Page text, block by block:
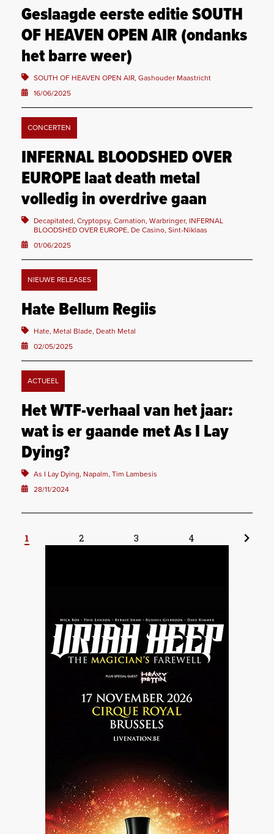
Geslaagde eerste editie SOUTH
OF HEAVEN OPEN AIR (ondanks
het barre weer)
SOUTH OF HEAVEN OPEN AIR, Gashouder Maastricht
16/06/2025
CONCERTEN
INFERNAL BLOODSHED OVER
EUROPE laat death metal
volledig in overdrive gaan
Decapitated, Cryptopsy, Carnation, Warbringer, INFERNAL
BLOODSHED OVER EUROPE, De Casino, Sint-Niklaas
01/06/2025
NIEUWE RELEASES
Hate Bellum Regiis
Hate, Metal Blade, Death Metal
02/05/2025
ACTUEEL
Het WTF-verhaal van het jaar:
wat is er gaande met As I Lay
Dying?
As I Lay Dying, Napalm, Tim Lambesis
28/11/2024
1 2 3 4